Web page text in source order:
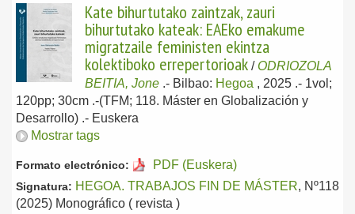
Kate bihurtutako zaintzak, zauri
bihurtutako kateak: EAEko emakume
migratzaile feministen ekintza
kolektiboko errepertorioak / ODRIOZOLA
BEITIA, Jone .- Bilbao: Hegoa , 2025 .- 1vol;
120pp; 30cm .-(TFM; 118. Máster en Globalización y
Desarrollo) .- Euskera
Mostrar tags
Formato electrónico: PDF (Euskera)
Signatura: HEGOA. TRABAJOS FIN DE MÁSTER, Nº118
(2025) Monográfico ( revista )